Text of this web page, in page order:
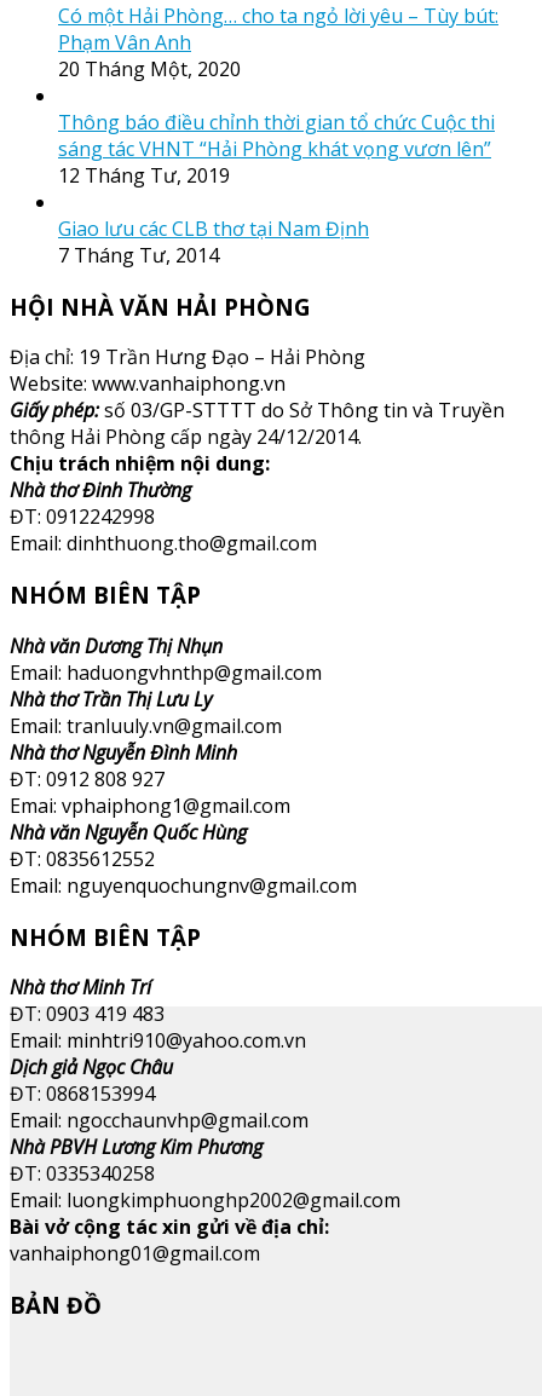
Có một Hải Phòng… cho ta ngỏ lời yêu – Tùy bút:
Phạm Vân Anh
20 Tháng Một, 2020
Thông báo điều chỉnh thời gian tổ chức Cuộc thi
sáng tác VHNT “Hải Phòng khát vọng vươn lên”
12 Tháng Tư, 2019
Giao lưu các CLB thơ tại Nam Định
7 Tháng Tư, 2014
HỘI NHÀ VĂN HẢI PHÒNG
Địa chỉ: 19 Trần Hưng Đạo – Hải Phòng
Website: www.vanhaiphong.vn
Giấy phép:số 03/GP-STTTT do Sở Thông tin và Truyền
thông Hải Phòng cấp ngày 24/12/2014.
Chịu trách nhiệm nội dung:
Nhà thơ Đinh Thường
ĐT: 0912242998
Email: dinhthuong.tho@gmail.com
NHÓM BIÊN TẬP
Nhà văn Dương Thị Nhụn
Email: haduongvhnthp@gmail.com
Nhà thơ Trần Thị Lưu Ly
Email: tranluuly.vn@gmail.com
Nhà thơ Nguyễn Đình Minh
ĐT: 0912 808 927
Emai: vphaiphong1@gmail.com
Nhà văn Nguyễn Quốc Hùng
ĐT: 0835612552
Email: nguyenquochungnv@gmail.com
NHÓM BIÊN TẬP
Nhà thơ Minh Trí
ĐT: 0903 419 483
Email: minhtri910@yahoo.com.vn
Dịch giả Ngọc Châu
ĐT: 0868153994
Email: ngocchaunvhp@gmail.com
Nhà PBVH Lương Kim Phương
ĐT: 0335340258
Email: luongkimphuonghp2002@gmail.com
Bài vở cộng tác xin gửi về địa chỉ:
vanhaiphong01@gmail.com
BẢN ĐỒ